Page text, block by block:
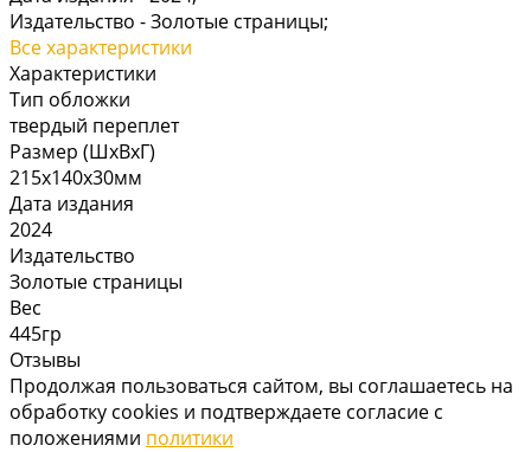
Издательство -Золотые страницы;
Все характеристики
Характеристики
Тип обложки
твердый переплет
Размер (ШхВхГ)
215х140х30мм
Дата издания
2024
Издательство
Золотые страницы
Вес
445гр
Отзывы
Продолжая пользоваться сайтом, вы соглашаетесь на
обработку cookies и подтверждаете согласие с
положениями политики